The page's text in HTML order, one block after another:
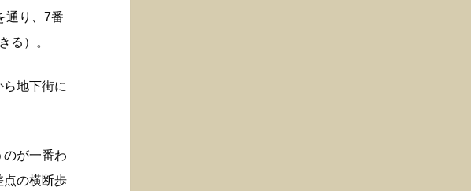
通り、7番
る）。
地下街に
が一番わ
点の横断歩